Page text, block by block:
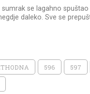
sumrak se lagahno
daleko. Sve se
596 597